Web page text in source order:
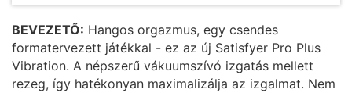
BEVEZETŐ: Hangos orgazmus, egy csendes
formatervezett játékkal - ez az új Satisfyer Pro Plus
Vibration. A népszerű vákuumszívó izgatás mellett
rezeg, így hatékonyan maximalizálja az izgalmat. Nem